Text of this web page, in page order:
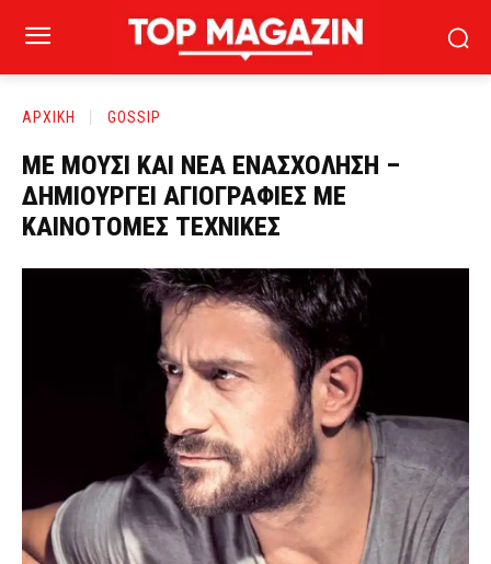
ΑΡΧΙΚΗ GOSSIP
ΜΕ ΜΟΥΣΙ ΚΑΙ ΝΕΑ ΕΝΑΣΧΟΛΗΣΗ –
ΔΗΜΙΟΥΡΓΕΙ ΑΓΙΟΓΡΑΦΙΕΣ ΜΕ
ΚΑΙΝΟΤΟΜΕΣ ΤΕΧΝΙΚΕΣ